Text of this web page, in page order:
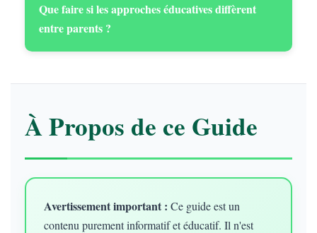
Que faire si les approches éducatives diffèrent
entre parents ?
À Propos de ce Guide
Avertissement important : Ce guide est un
contenu purement informatif et éducatif. Il n'est